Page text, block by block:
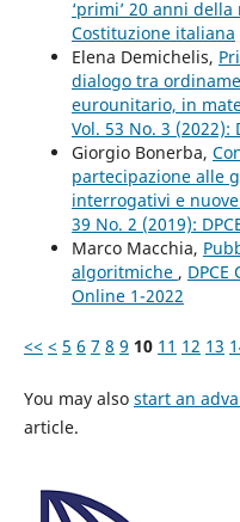
‘primi’ 20 anni
Costituzione italiana
Elena Demichelis,
dialogo tra
eurounitario, in
Vol. 53 No. 3 (2022):
Giorgio Bonerba,
partecipazione alle
interrogativi e
39 No. 2 (2019):
Marco Macchia,
algoritmiche , DPCE
Online 1-2022
<< < 5 6 7 8 9 10 11 12 13
You may also start an
article.